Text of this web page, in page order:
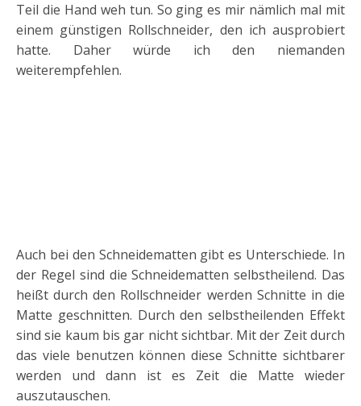
Teil die Hand weh tun. So ging es mir nämlich mal mit
einem günstigen Rollschneider, den ich ausprobiert
hatte. Daher würde ich den niemanden
weiterempfehlen.
Auch bei den Schneidematten gibt es Unterschiede. In
der Regel sind die Schneidematten selbstheilend. Das
heißt durch den Rollschneider werden Schnitte in die
Matte geschnitten. Durch den selbstheilenden Effekt
sind sie kaum bis gar nicht sichtbar. Mit der Zeit durch
das viele benutzen können diese Schnitte sichtbarer
werden und dann ist es Zeit die Matte wieder
auszutauschen.